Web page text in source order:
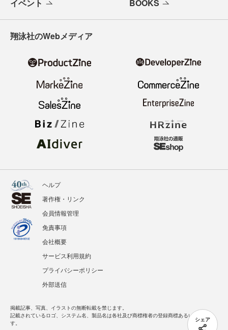
シェア
イベント BOOKS
翔泳社のWebメディア
ヘルプ
著作権・リンク
会員情報管理
免責事項
会社概要
サービス利用規約
プライバシーポリシー
外部送信
掲載記事、写真、イラストの無断転載を禁じます。
記載されているロゴ、システム名、製品名は各社及び商標権者の登録商標あるいは商標で
す。